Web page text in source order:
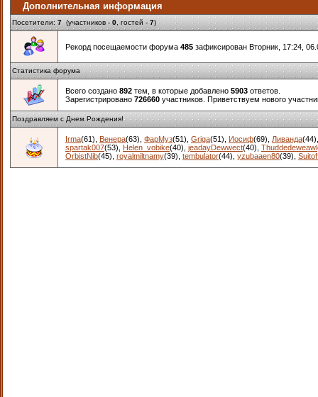
Дополнительная информация
Посетители:7(участников - 0 , гостей -7)
Рекорд посещаемости форума 485 зафиксирован Вторник, 17:24,
Статистика форума
Всего создано 892 тем, в которые добавлено 5903 ответов.
Зарегистрировано 726660 участников. Приветствуем нового
Поздравляем с Днем Рождения!
Irma(61) Венера(63) ФарМуз(51) Griga(51) Иосиф(69) Ливанда(44)
spartak007(53) Helen_vobike(40) jeadayDewwect(40) Thuddedeweawl
OrbistNib(45) royalmiltnamy(39) tembulator(44) yzubaaen80(39)